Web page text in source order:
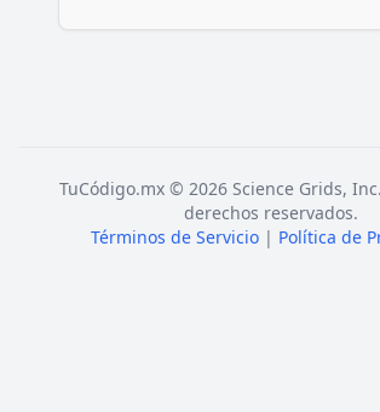
TuCódigo.mx © 2026 Science Grids,
derechos reservados.
Términos de Servicio | Política de